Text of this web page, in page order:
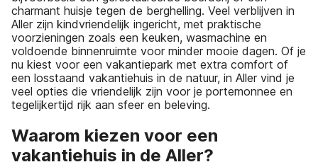
charmant huisje tegen de berghelling. Veel verblijven in
Aller zijn kindvriendelijk ingericht, met praktische
voorzieningen zoals een keuken, wasmachine en
voldoende binnenruimte voor minder mooie dagen. Of je
nu kiest voor een vakantiepark met extra comfort of
een losstaand vakantiehuis in de natuur, in Aller vind je
veel opties die vriendelijk zijn voor je portemonnee en
tegelijkertijd rijk aan sfeer en beleving.
Waarom kiezen voor een
vakantiehuis in de Aller?